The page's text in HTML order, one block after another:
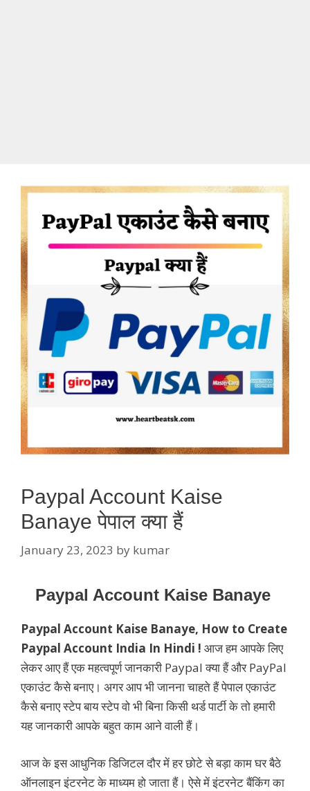
Paypal Account Kaise
Banaye पेपाल क्या हैं
January 23, 2023 by kumar
Paypal Account Kaise Banaye
Paypal Account Kaise Banaye, How to Create
Paypal Account India In Hindi ! आज हम आपके लिए
लेकर आए हैं एक महत्वपूर्ण जानकारी Paypal क्या हैं और PayPal
एकाउंट कैसे बनाए। अगर आप भी जानना चाहते हैं पेपाल एकाउंट
कैसे बनाए स्टेप बाय स्टेप वो भी बिना किसी थर्ड पार्टी के तो हमारी
यह जानकारी आपके बहुत काम आने वाली हैं।
आज के इस आधुनिक डिजिटल दौर में हर छोटे से बड़ा काम घर बैठे
ऑनलाइन इंटरनेट के माध्यम हो जाता हैं। ऐसे में इंटरनेट बैंकिंग का